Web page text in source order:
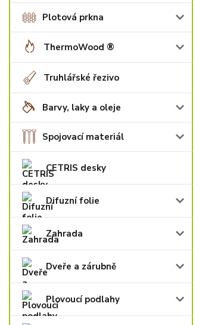
Plotová prkna
ThermoWood ®
Truhlářské řezivo
Barvy, laky a oleje
Spojovací materiál
CETRIS desky
Difuzní folie
Zahrada
Dveře a zárubně
Plovoucí podlahy